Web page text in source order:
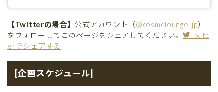
【Twitterの場合】 公式アカウント（@cosmelounge_jp）
をフォローしてこのページをシェアしてください。
Twitt
erでシェアする
[企画スケジュール]